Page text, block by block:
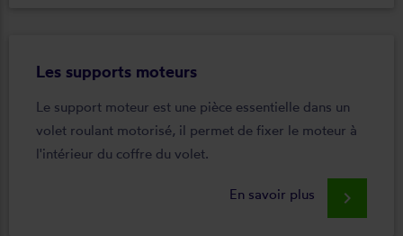
Les supports moteurs
Le support moteur est une pièce essentielle dans un
volet roulant motorisé, il permet de fixer le moteur à
l'intérieur du coffre du volet.
En savoir plus keyboard_arrow_right